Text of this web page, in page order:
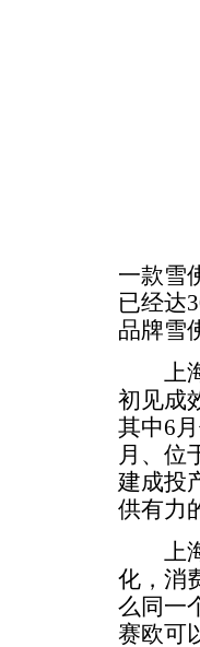
一款雪
已经达
品牌雪
上海
初见成
其中6
月、位
建成投
供有力
上海
化，消
么同一
赛欧可